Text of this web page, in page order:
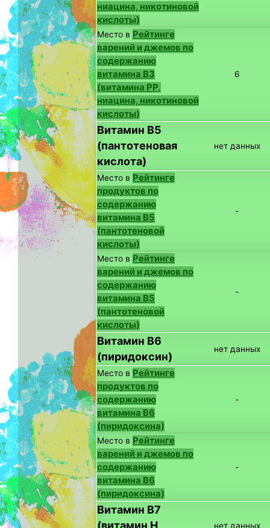
ниацина, никотиновой
кислоты)
Место в Рейтинге
варений и джемов по
содержанию
витамина B3
(витамина PP,
ниацина, никотиновой
кислоты)
6
Витамин B5
(пантотеновая
кислота)
нет данных
Место в Рейтинге
продуктов по
содержанию
витамина B5
(пантотеновой
кислоты)
-
Место в Рейтинге
варений и джемов по
содержанию
витамина B5
(пантотеновой
кислоты)
-
Витамин B6
(пиридоксин)
нет данных
Место в Рейтинге
продуктов по
содержанию
витамина B6
(пиридоксина)
-
Место в Рейтинге
варений и джемов по
содержанию
витамина B6
(пиридоксина)
-
Витамин B7
(витамин H,
нет данных